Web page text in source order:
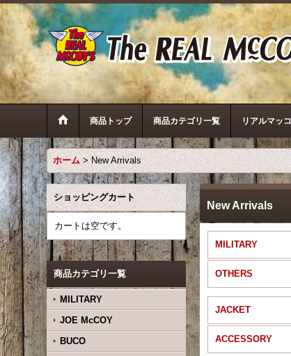
商品トップ 商品カテゴリ一覧 リアルマッ
ホーム > New Arrivals
ショッピングカート
カートは空です。
商品カテゴリ一覧
MILITARY
JOE McCOY
BUCO
New Arrivals
MILITARY
OTHERS
JACKET
ACCESSORY